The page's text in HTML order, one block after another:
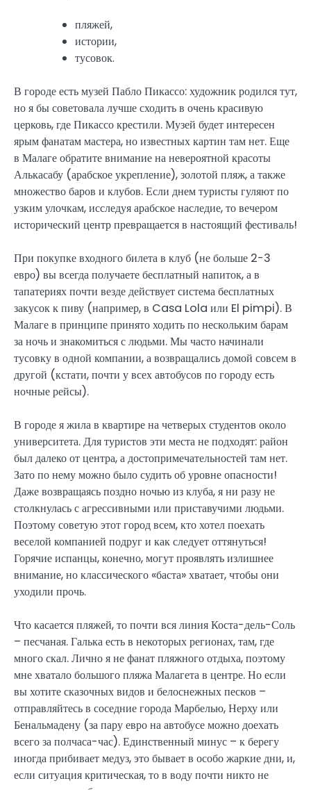
пляжей,
истории,
тусовок.
В городе есть музей Пабло Пикассо: художник родился тут,
но я бы советовала лучше сходить в очень красивую
церковь, где Пикассо крестили. Музей будет интересен
ярым фанатам мастера, но известных картин там нет. Еще
в Малаге обратите внимание на невероятной красоты
Алькасабу (арабское укрепление), золотой пляж, а также
множество баров и клубов. Если днем туристы гуляют по
узким улочкам, исследуя арабское наследие, то вечером
исторический центр превращается в настоящий фестиваль!
При покупке входного билета в клуб (не больше 2-3
евро) вы всегда получаете бесплатный напиток, а в
тапатериях почти везде действует система бесплатных
закусок к пиву (например, в Casa Lola или El pimpi). В
Малаге в принципе принято ходить по нескольким барам
за ночь и знакомиться с людьми. Мы часто начинали
тусовку в одной компании, а возвращались домой совсем в
другой (кстати, почти у всех автобусов по городу есть
ночные рейсы).
В городе я жила в квартире на четверых студентов около
университета. Для туристов эти места не подходят: район
был далеко от центра, а достопримечательностей там нет.
Зато по нему можно было судить об уровне опасности!
Даже возвращаясь поздно ночью из клуба, я ни разу не
столкнулась с агрессивными или приставучими людьми.
Поэтому советую этот город всем, кто хотел поехать
веселой компанией подруг и как следует оттянуться!
Горячие испанцы, конечно, могут проявлять излишнее
внимание, но классического «баста» хватает, чтобы они
уходили прочь.
Что касается пляжей, то почти вся линия Коста-дель-Соль
– песчаная. Галька есть в некоторых регионах, там, где
много скал. Лично я не фанат пляжного отдыха, поэтому
мне хватало большого пляжа Малагета в центре. Но если
вы хотите сказочных видов и белоснежных песков –
отправляйтесь в соседние города Марбелью, Нерху или
Бенальмадену (за пару евро на автобусе можно доехать
всего за полчаса-час). Единственный минус – к берегу
иногда прибивает медуз, это бывает в особо жаркие дни, и,
если ситуация критическая, то в воду почти никто не